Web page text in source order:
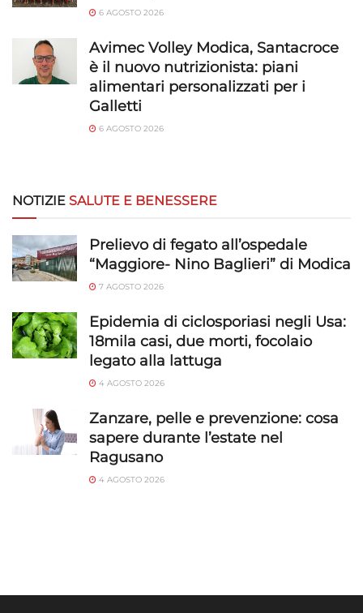
6 AGOSTO 2026
Avimec Volley Modica, Santacroce
è il nuovo nutrizionista: piani
alimentari personalizzati per i
Galletti
6 AGOSTO 2026
NOTIZIE SALUTE E BENESSERE
Prelievo di fegato all’ospedale
“Maggiore- Nino Baglieri” di Modica
7 AGOSTO 2026
Epidemia di ciclosporiasi negli Usa:
18mila casi, due morti, focolaio
legato alla lattuga
4 AGOSTO 2026
Zanzare, pelle e prevenzione: cosa
sapere durante l’estate nel
Ragusano
4 AGOSTO 2026